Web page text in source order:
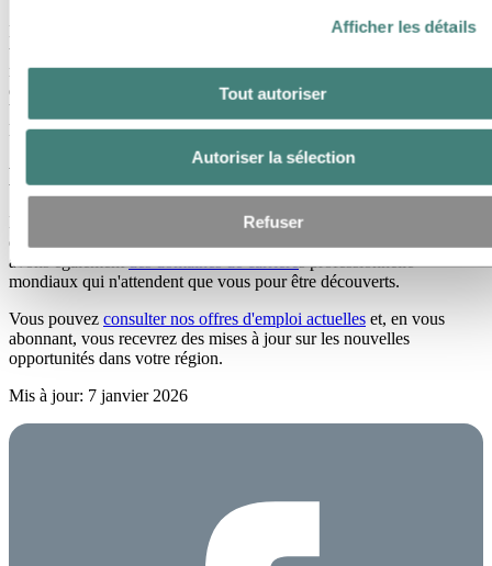
Afficher les détails
Tout autoriser
Autoriser la sélection
Refuser
En privilégiant la transparence, la décarbonation, la promotion d'une
transition juste et la contribution à un avenir plus respectueux de la
nature, nous changeons la donne pour notre industrie tout en aidant
des secteurs comme l'automobile et la construction à faire de même.
Votre contribution nous aidera à ouvrir la voie à la transition vers
l'aluminium vert.
Explorez votre chemin
Bien que bon nombre de nos apprentissages, stages et programmes
de formation/diplôme soient adaptés à des lieux spécifiques, nous
avons égalementdes domaines de carrières professionnelle
mondiaux qui n'attendent que vous pour être découverts.
Vous pouvez consulter nos offres d'emploi actuelles et, en vous
abonnant, vous recevrez des mises à jour sur les nouvelles
opportunités dans votre région.
Mis à jour: 7 janvier 2026